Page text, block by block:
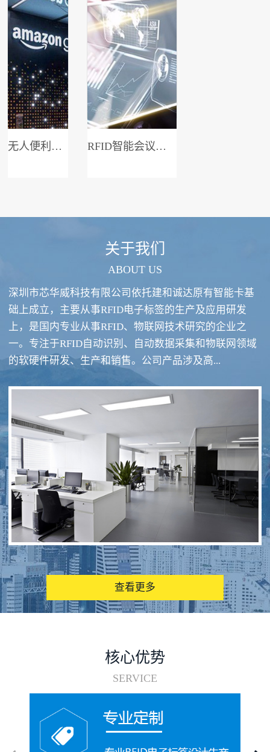
无人便利店系统 RFID智能会议签到系统
RFID酒类防伪系统方案 RFID智慧食堂系统
图书馆RFID电子标签管理系统
关于我们
ABOUT US
深圳市芯华威科技有限公司依托建和诚达原有智能卡基
础上成立，主要从事RFID电子标签的生产及应用研发
上，是国内专业从事RFID、物联网技术研究的企业之
一。专注于RFID自动识别、自动数据采集和物联网领域
的软硬件研发、生产和销售。公司产品涉及高...
查看更多
核心优势
SERVICE